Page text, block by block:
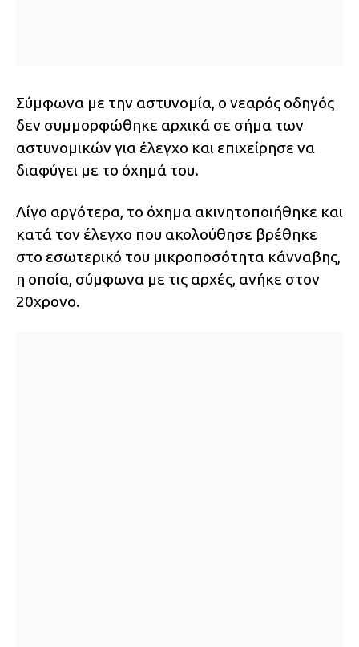
Σύμφωνα με την αστυνομία, ο νεαρός οδηγός
δεν συμμορφώθηκε αρχικά σε σήμα των
αστυνομικών για έλεγχο και επιχείρησε να
διαφύγει με το όχημά του.
Λίγο αργότερα, το όχημα ακινητοποιήθηκε και
κατά τον έλεγχο που ακολούθησε βρέθηκε
στο εσωτερικό του μικροποσότητα κάνναβης,
η οποία, σύμφωνα με τις αρχές, ανήκε στον
20χρονο.